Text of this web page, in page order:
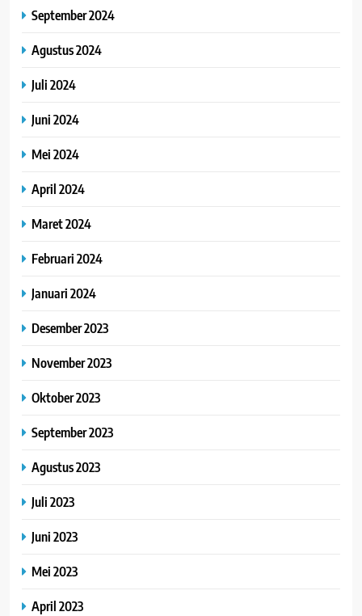
September 2024
Agustus 2024
Juli 2024
Juni 2024
Mei 2024
April 2024
Maret 2024
Februari 2024
Januari 2024
Desember 2023
November 2023
Oktober 2023
September 2023
Agustus 2023
Juli 2023
Juni 2023
Mei 2023
April 2023